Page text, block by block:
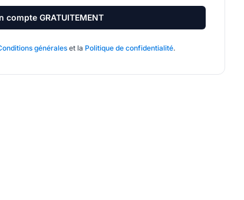
compte GRATUITEMENT
générales et la Politique de confidentialité.